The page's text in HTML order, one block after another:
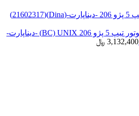
واشر سرسیلندر موتور تیپ 5 پژو 206 BC) UNIX) -دیناپارت-
3,132,400 ﷼